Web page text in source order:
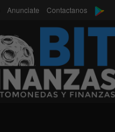
Anunciate Contactanos